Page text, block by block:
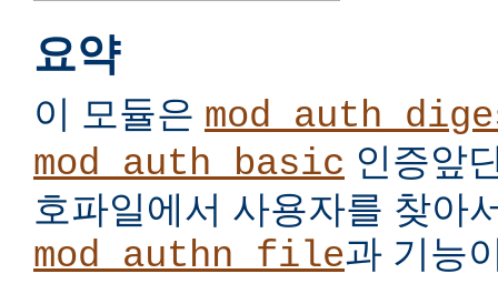
요약
이 모듈은
mod_auth_basic 인증앞
호파일에서 사용자를 찾아
mod_authn_file과 기능